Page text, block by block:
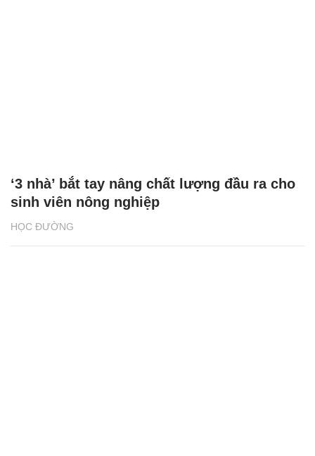
HỌC ĐƯỜNG
‘3 nhà’ bắt tay nâng chất lượng đầu ra cho
sinh viên nông nghiệp